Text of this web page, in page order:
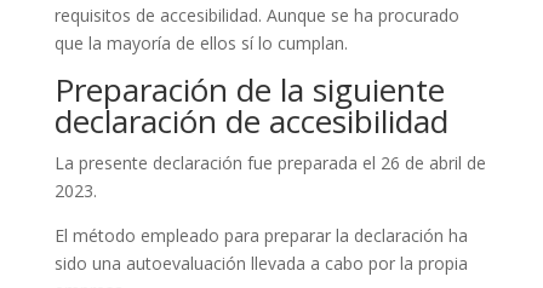
requisitos de accesibilidad. Aunque se ha procurado
que la mayoría de ellos sí lo cumplan.
Preparación de la siguiente
declaración de accesibilidad
La presente declaración fue preparada el 26 de abril de
2023.
El método empleado para preparar la declaración ha
sido una autoevaluación llevada a cabo por la propia